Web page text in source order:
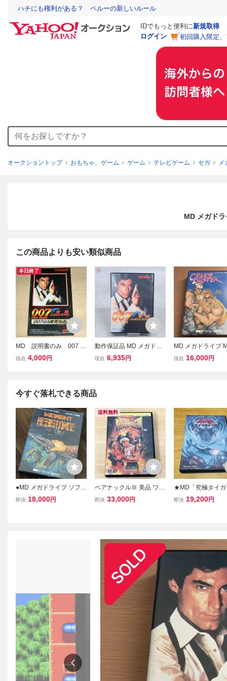
ハチにも権利がある？ ペルーの新しいルール
IDでもっと便利に新規取得
ログイン
初回購入限定
オークショントップ おもちゃ、ゲーム ゲーム テレビゲーム セガ メ
MD メガド
この商品よりも安い類似商品
本日終了
MD 説明書のみ 007 死
闘 JAMES BOND THE D
現在 4,000円
動作保証品 MD メガドラ
イブ 007 死闘 JAMES BO
現在 6,935円
MD メガドライブ
DRIVE クルードバ
現在 16,000円
今すぐ落札できる商品
●MD メガドライブ ソフト
ミッドナイト レジスタン
即決 18,000円
送料無料
ベアナックルⅢ 美品 ワン
オーナー MDソフト SEG
即決 33,000円
★MD「究極タイガ
n Cobra)」箱・取
即決 19,200円